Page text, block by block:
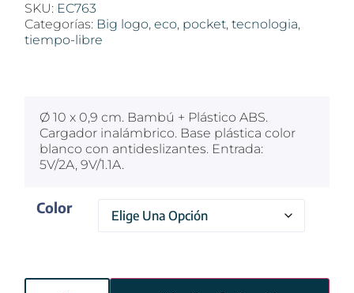
SKU: EC763
Categorías: Big logo, eco, pocket, tecnologia,
tiempo-libre
Ø 10 x 0,9 cm. Bambú + Plástico ABS.
Cargador inalámbrico. Base plástica color
blanco con antideslizantes. Entrada:
5V/2A, 9V/1.1A.
Color